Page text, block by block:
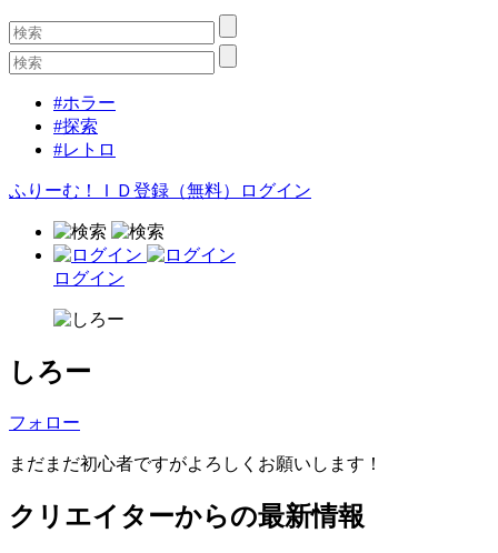
#ホラー
#探索
#レトロ
ふりーむ！ＩＤ登録（無料） ログイン
ログイン
しろー
フォロー
まだまだ初心者ですがよろしくお願いします！
クリエイターからの最新情報